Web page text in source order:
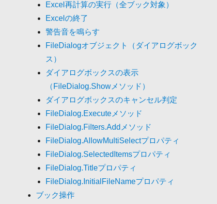
Excel再計算の実行（全ブック対象）
Excelの終了
警告音を鳴らす
FileDialogオブジェクト（ダイアログボック
ス）
ダイアログボックスの表示
（FileDialog.Showメソッド）
ダイアログボックスのキャンセル判定
FileDialog.Executeメソッド
FileDialog.Filters.Addメソッド
FileDialog.AllowMultiSelectプロパティ
FileDialog.SelectedItemsプロパティ
FileDialog.Titleプロパティ
FileDialog.InitialFileNameプロパティ
ブック操作